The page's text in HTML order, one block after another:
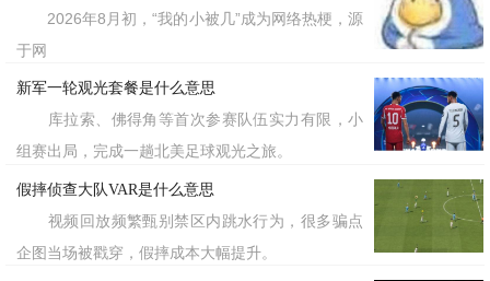
2026年8月初，“我的小被几”成为网络热梗，源
于网
新军一轮观光套餐是什么意思
库拉索、佛得角等首次参赛队伍实力有限，小
组赛出局，完成一趟北美足球观光之旅。
假摔侦查大队VAR是什么意思
视频回放频繁甄别禁区内跳水行为，很多骗点
企图当场被戳穿，假摔成本大幅提升。